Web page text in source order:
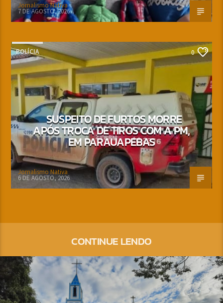
Jornalismo Nativa
7 DE AGOSTO, 2026
POLÍCIA 0
SUSPEITO DE FURTOS MORRE
APÓS TROCA DE TIROS COM A PM,
EM PARAUAPEBAS
Jornalismo Nativa
6 DE AGOSTO, 2026
CONTINUE LENDO